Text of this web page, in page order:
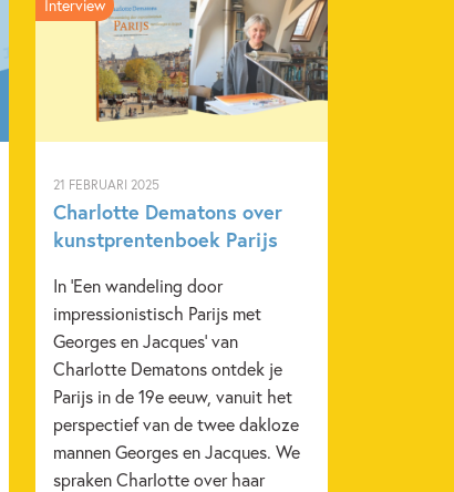
Kinderboeken over voetbal
Sport
21 FEBRUARI 2025
Charlotte Dematons over
kunstprentenboek Parijs
In 'Een wandeling door
impressionistisch Parijs met
Georges en Jacques' van
Charlotte Dematons ontdek je
Parijs in de 19e eeuw, vanuit het
perspectief van de twee dakloze
mannen Georges en Jacques. We
spraken Charlotte over haar
Interview